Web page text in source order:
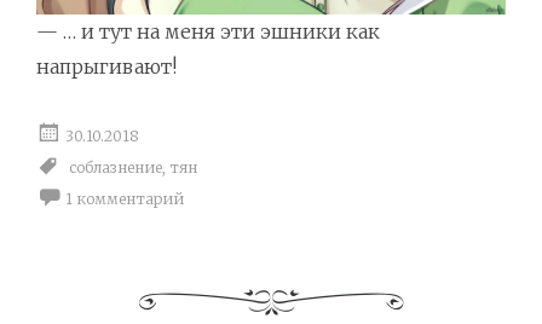
— … и тут на меня эти эшники как
напрыгивают!
30.10.2018
соблазнение, тян
1 комментарий